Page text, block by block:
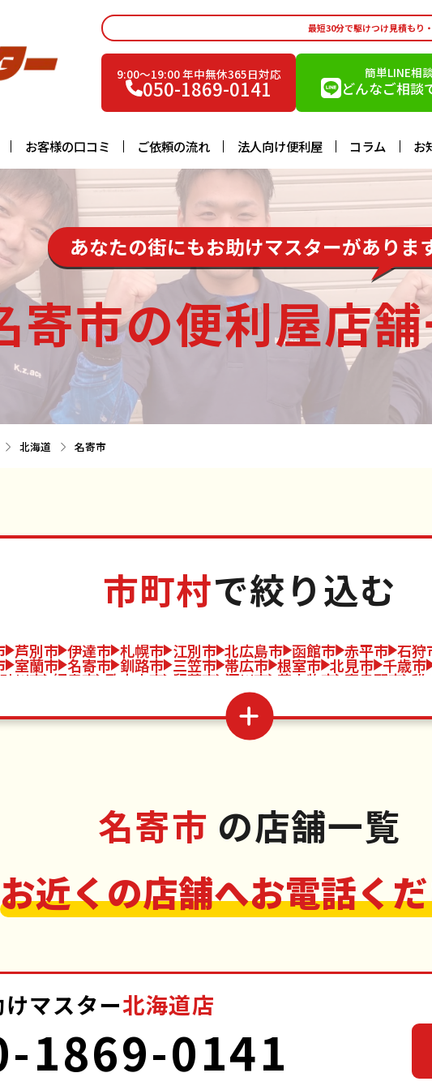
最短30分で駆けつけ見積もり
9:00〜19:00 年中無休365日対応
050-1869-0141
簡単LINE相
どんなご相談
お客様の口コミ ご依頼の流れ 法人向け便利屋 コラム お
あなたの街にもお助けマスターがありま
寄市の便利屋店
北海道 名寄市
市町村で絞り込む
芦別市 伊達市 札幌市 江別市 北広島市 函館市 赤平市 石狩
室蘭市 名寄市 釧路市 三笠市 帯広市 根室市 北見市 千歳市
砂川市 網走市 歌志内市 留萌市 深川市 苫小牧市 富良野市 稚
名寄市 の店舗一覧
お近くの店舗へお電話く
マスター北海道店
1869-0141